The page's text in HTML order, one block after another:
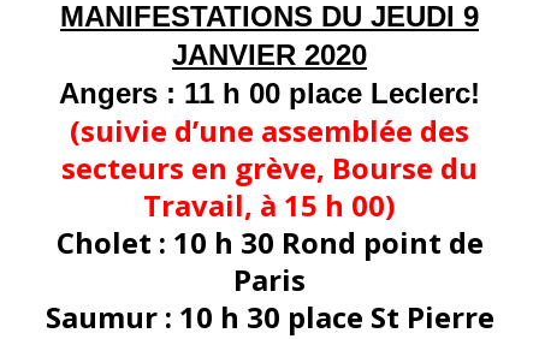
MANIFESTATIONS DU JEUDI 9
JANVIER 2020
Angers : 11 h 00 place Leclerc!
(suivie d’une assemblée des
secteurs en grève, Bourse du
Travail, à 15 h 00)
Cholet : 10 h 30 Rond point de
Paris
Saumur : 10 h 30 place St Pierre